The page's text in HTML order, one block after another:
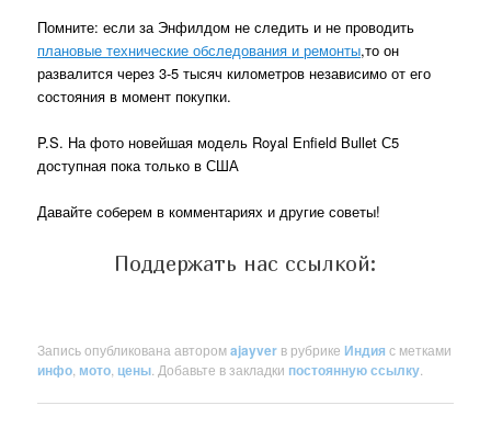
Помните: если за Энфилдом не следить и не проводить
плановые технические обследования и ремонты,то он
развалится через 3-5 тысяч километров независимо от его
состояния в момент покупки.
P.S. На фото новейшая модель Royal Enfield Bullet С5
доступная пока только в США
Давайте соберем в комментариях и другие советы!
Поддержать нас ссылкой:
Запись опубликована авторомajayver в рубрикеИндия с метками
инфо мото цены . Добавьте в закладки постоянную ссылку